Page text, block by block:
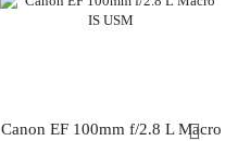
Canon EF 100mm f/2.8 L Macro